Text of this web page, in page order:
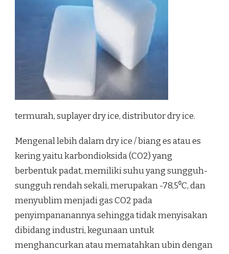
termurah, suplayer dry ice, distributor dry ice.
Mengenal lebih dalam dry ice / biang es atau es
kering yaitu karbondioksida (CO2) yang
berbentuk padat, memiliki suhu yang sungguh-
sungguh rendah sekali, merupakan -78,5⁰C, dan
menyublim menjadi gas CO2 pada
penyimpananannya sehingga tidak menyisakan
dibidang industri, kegunaan untuk
menghancurkan atau mematahkan ubin dengan